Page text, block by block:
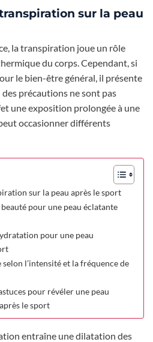
sur la peau
la transpiration joue un rôle
du corps. Cependant, si
le bien-être général, il présente
précautions ne sont pas
une exposition prolongée à une
occasionner différents
sur la peau après le sport
pour une peau éclatante
pour une peau
l’intensité et la fréquence de
pour révéler une peau
le sport
entraîne une dilatation des